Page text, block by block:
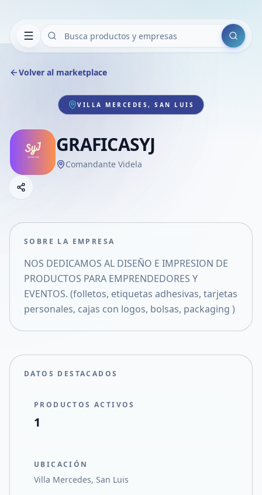
Buscar
Volver al marketplace
VILLA MERCEDES, SAN LUIS
GRAFICASYJ
Comandante Videla
Compartir empresa
Compartir en X
SOBRE LA EMPRESA
NOS DEDICAMOS AL DISEÑO E IMPRESION DE
PRODUCTOS PARA EMPRENDEDORES Y
EVENTOS. (folletos, etiquetas adhesivas, tarjetas
personales, cajas con logos, bolsas, packaging )
DATOS DESTACADOS
PRODUCTOS ACTIVOS
1
UBICACIÓN
Villa Mercedes, San Luis